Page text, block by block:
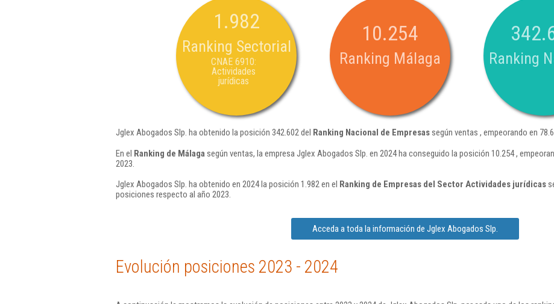
1.982
Ranking Sectorial
CNAE 6910:
Actividades
jurídicas
10.254
Ranking Málaga Ranking
Jglex Abogados Slp. ha obtenido la posición 342.602 del Ranking Nacional de Empresassegún ventas , empeorando en
En el Ranking de Málaga según ventas, la empresa Jglex Abogados Slp. en 2024 ha conseguido la posición 10.254 ,
2023.
Jglex Abogados Slp. ha obtenido en 2024 la posición 1.982 en el Ranking de Empresas del Sector Actividades jurídicas
posiciones respecto al año 2023.
Acceda a toda la información de Jglex Abogados Slp.
Evolución posiciones 2023 - 2024